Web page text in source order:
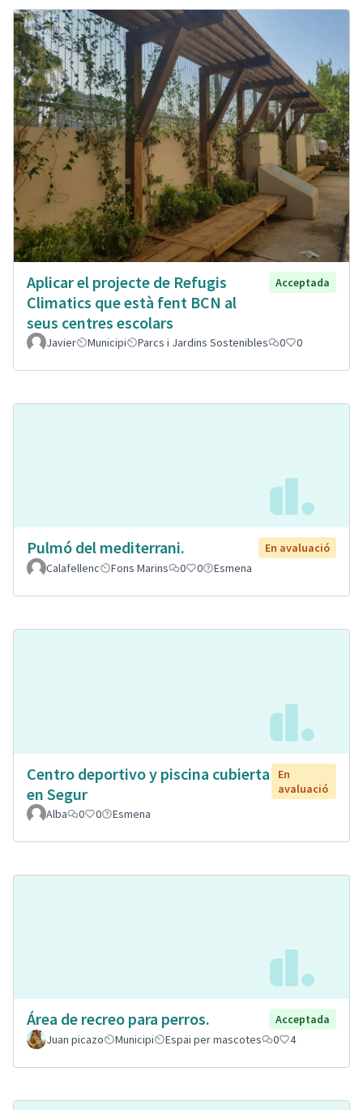
Aplicar el projecte de Refugis
Climatics que està fent BCN al
seus centres escolars
Acceptada
Javier Municipi Parcs i Jardins Sostenibles 0 0
Pulmó del mediterrani.
En avaluació
Calafellenc
Fons Marins 0 0 Esmena
Centro deportivo y piscina cubierta
en Segur
En
avaluació
Alba
0 0 Esmena
Área de recreo para perros.
Acceptada
Juan picazo
Municipi Espai per mascotes 0 4